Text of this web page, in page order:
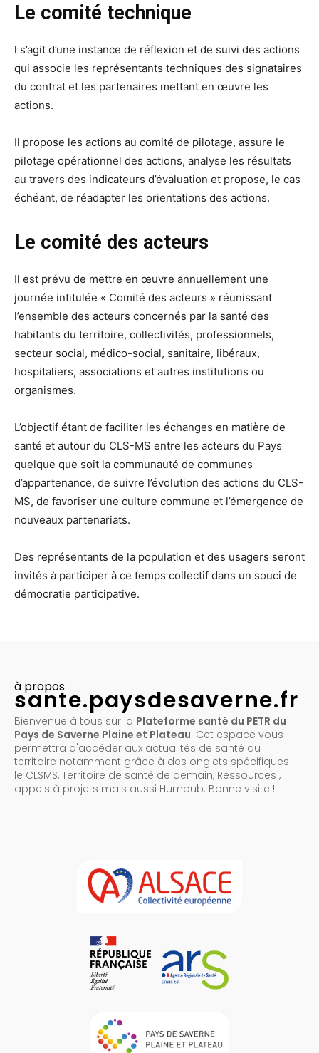
Le comité technique
l s’agit d’une instance de réflexion et de suivi des actions
qui associe les représentants techniques des signataires
du contrat et les partenaires mettant en œuvre les
actions.
Il propose les actions au comité de pilotage, assure le
pilotage opérationnel des actions, analyse les résultats
au travers des indicateurs d’évaluation et propose, le cas
échéant, de réadapter les orientations des actions.
Le comité des acteurs
Il est prévu de mettre en œuvre annuellement une
journée intitulée « Comité des acteurs » réunissant
l’ensemble des acteurs concernés par la santé des
habitants du territoire, collectivités, professionnels,
secteur social, médico-social, sanitaire, libéraux,
hospitaliers, associations et autres institutions ou
organismes.
L’objectif étant de faciliter les échanges en matière de
santé et autour du CLS-MS entre les acteurs du Pays
quelque que soit la communauté de communes
d’appartenance, de suivre l’évolution des actions du CLS-
MS, de favoriser une culture commune et l’émergence de
nouveaux partenariats.
Des représentants de la population et des usagers seront
invités à participer à ce temps collectif dans un souci de
démocratie participative.
à propos
sante.paysdesaverne.fr
Bienvenue à tous sur la Plateforme santé du PETR du
Pays de Saverne Plaine et Plateau. Cet espace vous
permettra d'accéder aux actualités de santé du
territoire notamment grâce à des onglets spécifiques :
le CLSMS, Territoire de santé de demain, Ressources ,
appels à projets mais aussi Humbub. Bonne visite !